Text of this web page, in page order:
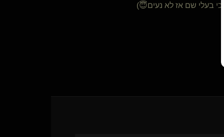
בעלי שם אז לא נעים😇)